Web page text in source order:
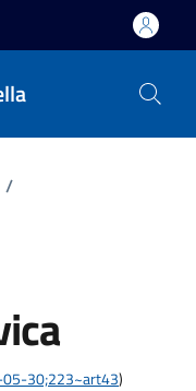
/
05-30;223~art43)